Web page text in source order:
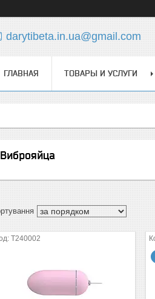
darytibeta.in.ua@gmail.com
ГЛАВНАЯ ТОВАРЫ И УСЛУГИ
Виброяйца
T240002